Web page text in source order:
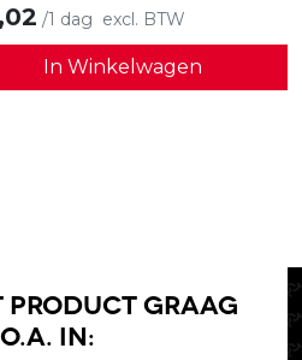
/1 dag excl. BTW
In Winkelwagen
product graag
in: